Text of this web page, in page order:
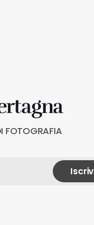
FOTOGRAFIA